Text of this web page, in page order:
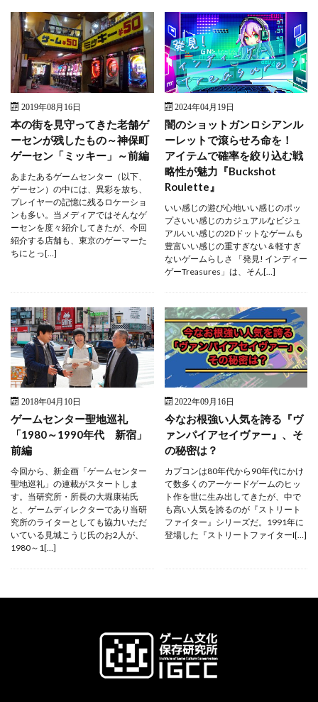
2019年08月16日
本の街を見守ってきた老舗ゲ
ーセンが残したもの～神保町
ゲーセン「ミッキー」～前編
あまたあるゲームセンター（以下、
ゲーセン）の中には、異彩を放ち、
プレイヤーの記憶に残るロケーショ
ンも多い。当メディアではそんなゲ
ーセンを度々紹介してきたが、今回
紹介する店舗も、東京のゲーマーた
ちにとっ[…]
2024年04月19日
闇のショットガンロシアンル
ーレットで滾らせろ命を！
アイテムで確率を絞り込む戦
略性が魅力『Buckshot
Roulette』
いい感じの遊び心地いい感じのポッ
プさいい感じのカジュアルなビジュ
アルいい感じの2Dドットなゲームも
豊富いい感じの重すぎない＆軽すぎ
ないゲームらしさ 「発見! インディー
ゲーTreasures」は、そん[…]
2018年04月10日
ゲームセンター聖地巡礼
「1980～1990年代 新宿」
前編
今回から、新企画「ゲームセンター
聖地巡礼」の連載がスタートしま
す。当研究所・所長の大堀康祐氏
と、ゲームディレクターであり当研
究所のライターとしても協力いただ
いている見城こうじ氏のお2人が、
1980～1[…]
2022年09月16日
今なお根強い人気を誇る『ヴ
ァンパイアセイヴァー』、そ
の秘密は？
カプコンは80年代から90年代にかけ
て数多くのアーケードゲームのヒッ
ト作を世に生み出してきたが、中で
も高い人気を誇るのが『ストリート
ファイター』シリーズだ。1991年に
登場した『ストリートファイターI[…]